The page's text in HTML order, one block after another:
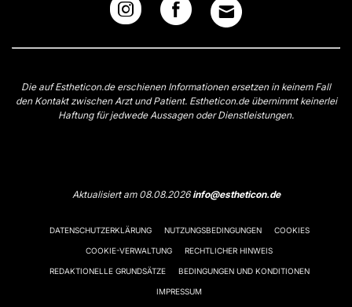
Die auf Estheticon.de erschienen Informationen ersetzen in keinem Fall
den Kontakt zwischen Arzt und Patient. Estheticon.de übernimmt keinerlei
Haftung für jedwede Aussagen oder Dienstleistungen.
Aktualisiert am 08.08.2026info@estheticon.de
DATENSCHUTZERKLÄRUNG NUTZUNGSBEDINGUNGEN COOKIES
COOKIE-VERWALTUNG RECHTLICHER HINWEIS
REDAKTIONELLE GRUNDSÄTZE BEDINGUNGEN UND KONDITIONEN
IMPRESSUM